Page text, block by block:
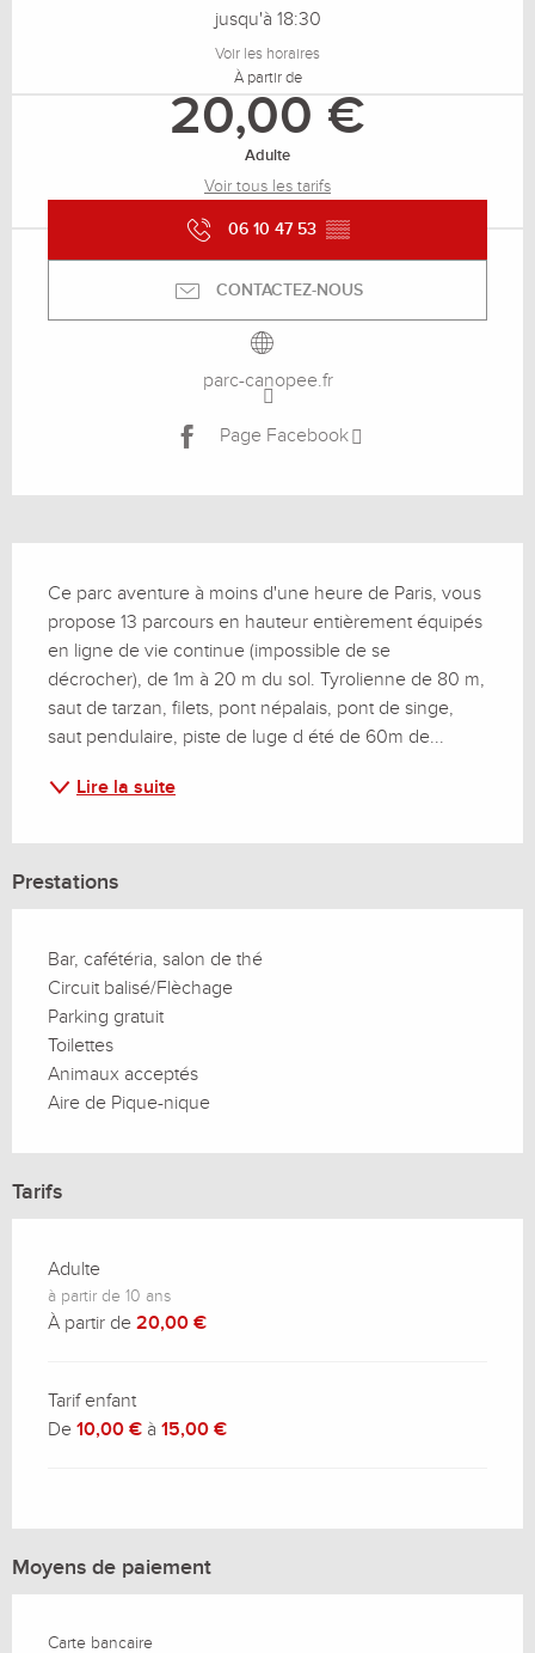
jusqu'à 18:30
Voir les horaires
À partir de
20,00 €
Adulte
Voir tous les tarifs
06 10 47 53 ▒▒
CONTACTEZ-NOUS
parc-canopee.fr
Page Facebook
Ce parc aventure à moins d'une heure de Paris, vous
propose 13 parcours en hauteur entièrement équipés
en ligne de vie continue (impossible de se
décrocher), de 1m à 20 m du sol. Tyrolienne de 80 m,
saut de tarzan, filets, pont népalais, pont de singe,
saut pendulaire, piste de luge d été de 60m de...
Lire la suite
Prestations
Bar, cafétéria, salon de thé
Circuit balisé/Flèchage
Parking gratuit
Toilettes
Animaux acceptés
Aire de Pique-nique
Tarifs
Adulte
à partir de 10 ans
À partir de 20,00 €
Tarif enfant
De 10,00 € à 15,00 €
Moyens de paiement
Carte bancaire